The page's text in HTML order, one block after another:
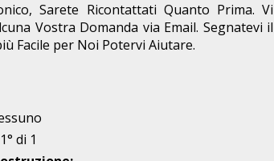
Sarete Ricontattati Quanto Prima. Vi
Vostra Domanda via Email. Segnatevi il
Facile per Noi Potervi Aiutare.
di 1